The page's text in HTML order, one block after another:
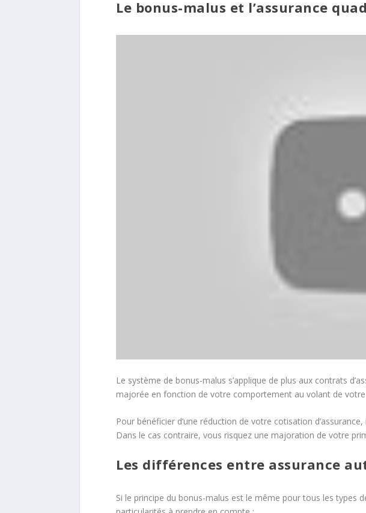
Le bonus-malus et l’assurance quad
Le système de bonus-malus s’applique de plus aux contrats
majorée en fonction de votre comportement au volant de
Pour bénéficier d’une réduction de votre cotisation
Dans le cas contraire, vous risquez une majoration de votre
Les différences entre assurance
Si le principe du bonus-malus est le même pour tous les